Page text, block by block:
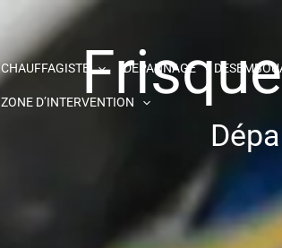
CHAUFFAGISTE DEPANNAGE
ZONE D’INTERVENTION